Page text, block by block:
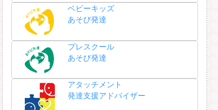
ベビーキッズ
あそび発達
プレスクール
あそび発達
アタッチメント
発達支援アドバイザー